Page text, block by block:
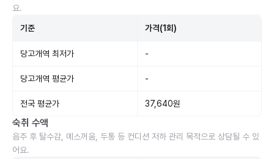
요.
기준 가격(1회)
당고개역 최저가 -
당고개역 평균가 -
전국 평균가 37,640원
숙취 수액
음주 후 탈수감, 메스꺼움, 두통 등 컨디션 저하 관리 목적으로 상담될 수 있
어요.